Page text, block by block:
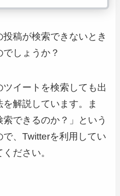
稿が検索できないとき
しょうか？
イートを検索しても出
解説しています。ま
できるのか？」という
、Twitterを利用してい
ださい。